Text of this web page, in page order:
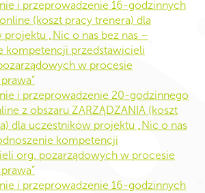
i przeprowadzenie 16-godzinnych
(koszt pracy trenera) dla
„Nic o nas bez nas –
kompetencji przedstawicieli
w procesie
i przeprowadzenie 20-godzinnego
z obszaru ZARZĄDZANIA (koszt
dla uczestników projektu „Nic o nas
kompetencji
org. pozarządowych w procesie
i przeprowadzenie 16-godzinnych